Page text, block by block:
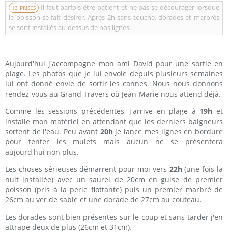
13 PRISES
Il faut parfois être patient et ne pas se décourager lorsque
le poisson se fait désirer. Après 2h sans touche, dorades et marbrés
se sont installés au-dessus de nos lignes.
Aujourd'hui j'accompagne mon ami David pour une sortie en
plage. Les photos que je lui envoie depuis plusieurs semaines
lui ont donné envie de sortir les cannes. Nous nous donnons
rendez-vous au Grand Travers où Jean-Marie nous attend déjà.
Comme les sessions précédentes, j'arrive en plage à 19h et
installe mon matériel en attendant que les derniers baigneurs
sortent de l'eau. Peu avant 20hje lance mes lignes en bordure
pour tenter les mulets mais aucun ne se présentera
aujourd'hui non plus.
Les choses sérieuses démarrent pour moi vers 22h(une fois la
nuit installée) avec un saurel de 20cm en guise de premier
poisson (pris à la perle flottante) puis un premier marbré de
26cm au ver de sable et une dorade de 27cm au couteau.
Les dorades sont bien présentes sur le coup et sans tarder j'en
attrape deux de plus (26cm et 31cm).